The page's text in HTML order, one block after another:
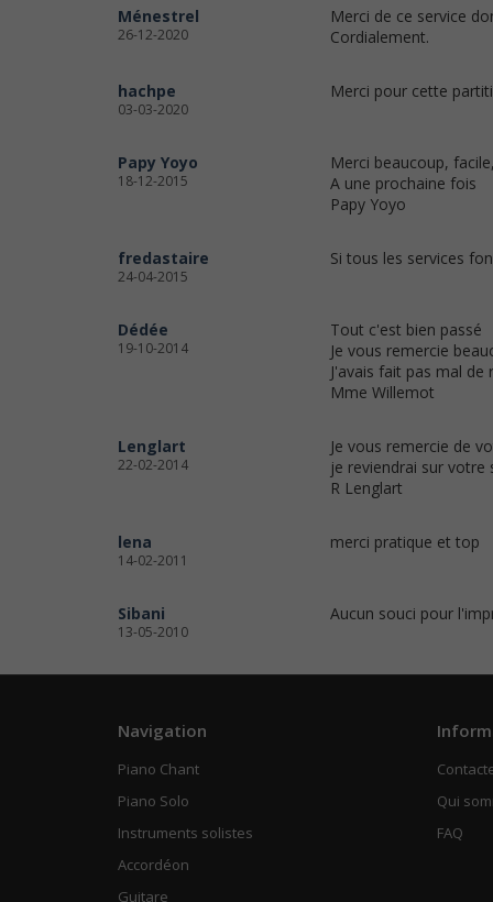
Ménestrel
26-12-2020
Merci de ce service
Cordialement.
hachpe
03-03-2020
Merci pour cette
Papy Yoyo
18-12-2015
Merci beaucoup,
A une prochaine fois
Papy Yoyo
fredastaire
24-04-2015
Si tous les services
Dédée
19-10-2014
Tout c'est bien passé
Je vous remercie
J'avais fait pas mal
Mme Willemot
Lenglart
22-02-2014
Je vous remercie de
je reviendrai sur votre
R Lenglart
lena
14-02-2011
merci pratique et top
Sibani
13-05-2010
Aucun souci pour
Navigation
Piano Chant
Piano Solo
Instruments solistes
Accordéon
Guitare
Qui
FAQ